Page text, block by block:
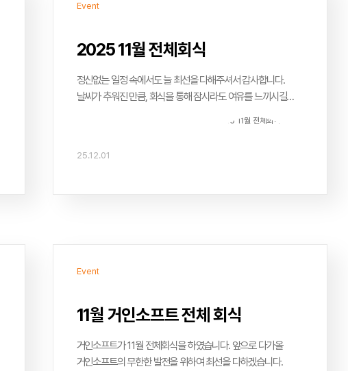
Event
2025 11월 전체회식
정신없는 일정 속에서도 늘 최선을 다해주셔서 감사합니다.
날씨가 추워진 만큼, 회식을 통해 잠시라도 여유를 느끼시길
25.12.01
Event
11월 거인소프트 전체 회식
거인소프트가 11월 전체회식을 하였습니다. 앞으로 다가올
거인소프트의 무한한 발전을 위하여 최선을 다하겠습니다.